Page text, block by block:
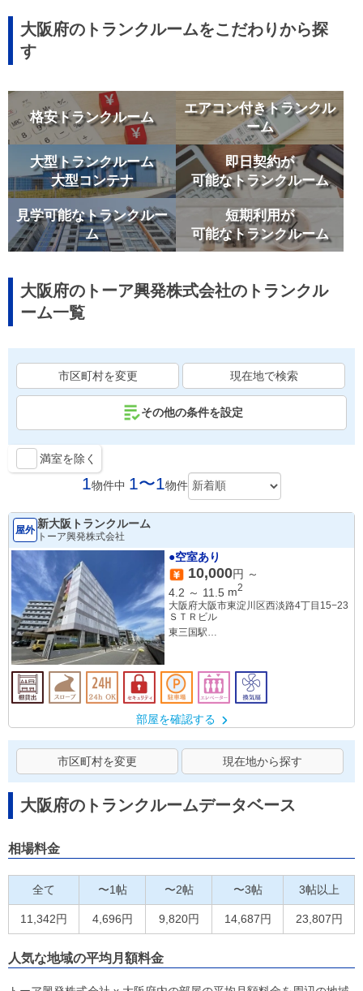
大阪府のトランクルームをこだわりから探
す
格安トランクルーム
エアコン付きトランクル
ーム
大型トランクルーム
大型コンテナ
即日契約が
可能なトランクルーム
見学可能なトランクルー
ム
短期利用が
可能なトランクルーム
大阪府のトーア興発株式会社のトランクル
ーム一覧
市区町村を変更 現在地で検索
その他の条件を設定
満室を除く
1 物件中 1〜1 物件
屋外 新大阪トランクルーム
トーア興発株式会社
●空室あり
10,000円 ～
4.2 ～ 11.5 m2
大阪府大阪市東淀川区西淡路4丁目15−23
ＳＴＲビル
東三国駅
部屋を確認する
市区町村を変更 現在地から探す
大阪府のトランクルームデータベース
相場料金
全て 〜1帖 〜2帖 〜3帖 3帖以上
11,342円 4,696円 9,820円 14,687円 23,807円
人気な地域の平均月額料金